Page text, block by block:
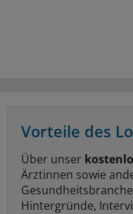
Vorteile des
Über unser
Ärztinnen sowie
Hintergründe,